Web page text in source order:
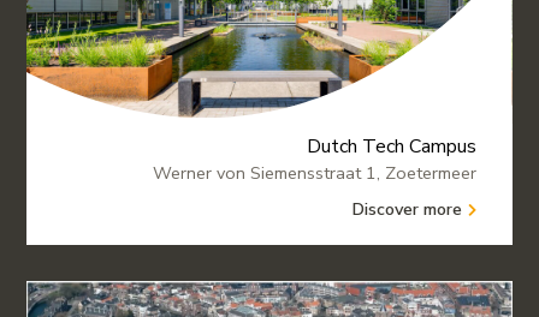
Dutch Tech Campus
Werner von Siemensstraat 1, Zoetermeer
Discover more